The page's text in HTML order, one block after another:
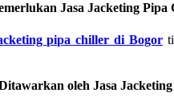
Jasa Jacketing
pipa chiller di Bogor
oleh Jasa